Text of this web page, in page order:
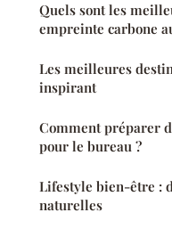
Quels sont les
empreinte carbone
Les meilleures
inspirant
Comment préparer
pour le bureau ?
Lifestyle bien-être :
naturelles